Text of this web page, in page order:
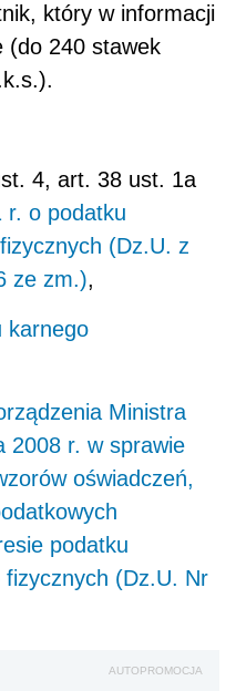
który w informacji
(do 240 stawek
4, art. 38 ust. 1a
r. o podatku
(Dz.U. z
ze zm.),
karnego
Ministra
2008 r. w sprawie
oświadczeń,
podatku
(Dz.U. Nr
AUTOPROMOCJA